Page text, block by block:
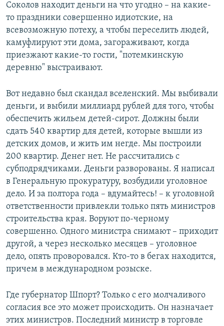
Соколов находит деньги на что угодно – на какие-
то праздники совершенно идиотские, на
всевозможную потеху, а чтобы переселить людей,
камуфлируют эти дома, загораживают, когда
приезжают какие-то гости, "потемкинскую
деревню" выстраивают.
Вот недавно был скандал вселенский. Мы выбивали
деньги, и выбили миллиард рублей для того, чтобы
обеспечить жильем детей-сирот. Должны были
сдать 540 квартир для детей, которые вышли из
детских домов, и жить им негде. Мы построили
200 квартир. Денег нет. Не рассчитались с
субподрядчиками. Деньги разворованы. Я написал
в Генеральную прокуратуру, возбудили уголовное
дело. И за полтора года – вдумайтесь! – к уголовной
ответственности привлекли только пять министров
строительства края. Воруют по-черному
совершенно. Одного министра снимают – приходит
другой, а через несколько месяцев – уголовное
дело, опять проворовался. Кто-то в бегах находится,
причем в международном розыске.
Где губернатор Шпорт? Только с его молчаливого
согласия все это может происходить. Он назначает
этих министров. Последний министр в торговле